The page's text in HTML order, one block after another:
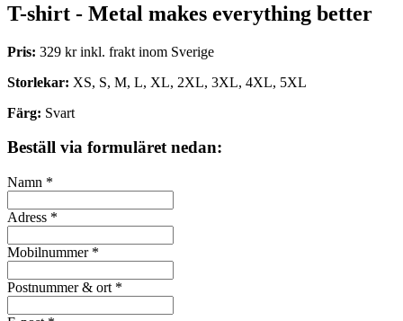
T-shirt - Metal makes everything better
Pris: 329 kr inkl. frakt inom Sverige
Storlekar: XS, S, M, L, XL, 2XL, 3XL, 4XL, 5XL
Färg: Svart
Beställ via formuläret nedan:
Namn *
Adress *
Mobilnummer *
Postnummer & ort *